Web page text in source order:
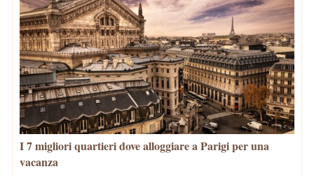
I 7 migliori quartieri dove alloggiare a Parigi per una
vacanza